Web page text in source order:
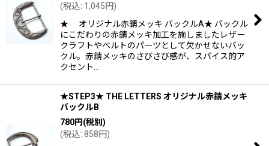
(税込: 1,045円)
★ オリジナル赤錆メッキ バックルA★ バックル
にこだわりの赤錆メッキ加工を施しましたレザー
クラフトやベルトのパーツとして欠かせないバッ
クル。赤錆メッキのさびさび感が、スパイス的ア
クセント…
★STEP3★ THE LETTERS オリジナル赤錆メッキ
バックルB
780円(税別)
(税込: 858円)